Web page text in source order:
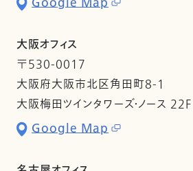
大阪オフィス
〒530-0017
大阪府大阪市北区角田町8-1
大阪梅田ツインタワーズ・ノース 22F
Google Map